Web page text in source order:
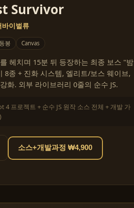
Survivor
이벌류
봉 Canvas
헤치며 15분 뒤 등장하는 최종 보스 "밤
8종 + 진화 시스템, 엘리트/보스 웨이브,
화. 외부 라이브러리 0줄의 순수 JS.
4 프로젝트 + 순수 JS 원작 소스 전체 + 개발 가
소스+개발과정 ₩4,900